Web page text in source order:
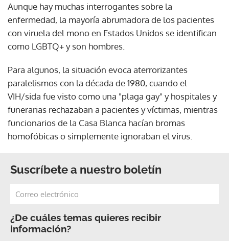
Aunque hay muchas interrogantes sobre la
enfermedad, la mayoría abrumadora de los pacientes
con viruela del mono en Estados Unidos se identifican
como LGBTQ+ y son hombres.
Para algunos, la situación evoca aterrorizantes
paralelismos con la década de 1980, cuando el
VIH/sida fue visto como una "plaga gay" y hospitales y
funerarias rechazaban a pacientes y víctimas, mientras
funcionarios de la Casa Blanca hacían bromas
homofóbicas o simplemente ignoraban el virus.
Suscríbete a nuestro boletín
¿De cuáles temas quieres recibir
información?